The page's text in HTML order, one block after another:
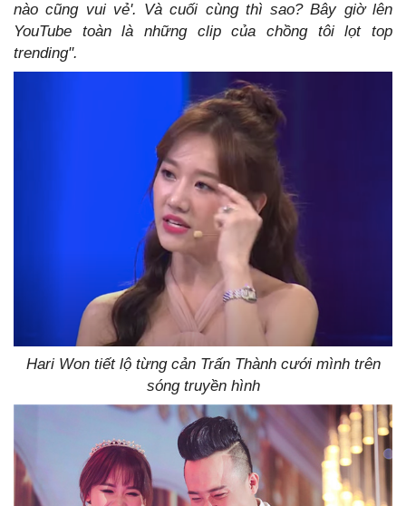
nào cũng vui vẻ'. Và cuối cùng thì sao? Bây giờ lên
YouTube toàn là những clip của chồng tôi lọt top
trending".
Hari Won tiết lộ từng cản Trấn Thành cưới mình trên
sóng truyền hình